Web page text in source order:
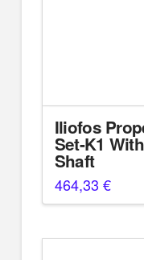
Iliofos
Set-K1
Shaft
464,33 €